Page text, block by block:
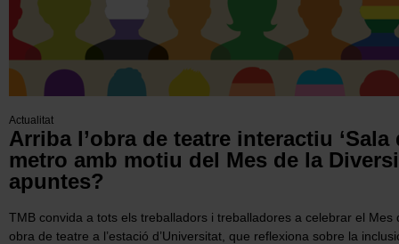
Actualitat
Arriba l’obra de teatre interactiu ‘Sala
metro amb motiu del Mes de la
apuntes?
TMB convida a tots els treballadors i treballadores a celebrar el Mes
obra de teatre a l’estació d’Universitat, que reflexiona sobre la